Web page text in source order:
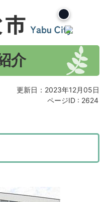
介
更新日：2023年12月05日
ページID : 2624